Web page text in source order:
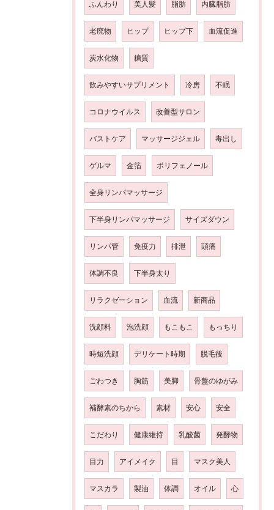
ふんわり 美人髪 脂肪 内臓脂肪
老廃物 ヒップ ヒップ下 血流促進
炭水化物 糖質
飲みやすいサプリメント 冷房 不眠
コロナウイルス 改善型サロン
バストケア マッサージジェル 毒出し
ゲルマ 金箔 ポリフェノール
全身リンパマッサージ
下半身リンパマッサージ サイズダウン
リンパ管 免疫力 排泄 頭痛
体調不良 下半身太り
リラクゼーション 血流 新商品
洗顔料 泡洗顔 もこもこ もっちり
時短洗顔 デリケート時期 脱毛後
ごわつき 胸筋 美脚 骨盤のゆがみ
補酵素のちから 素材 安心 安全
こだわり 健康維持 乳酸菌 発酵物
目力 アイメイク 目 マスク美人
マスカラ 製油 体調 オイル 心